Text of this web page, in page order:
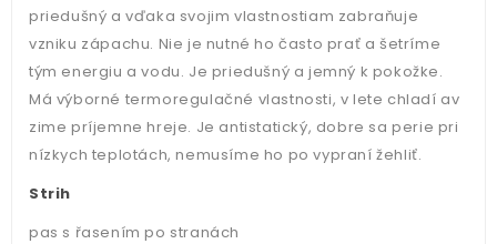
priedušný a vďaka svojim vlastnostiam zabraňuje
vzniku zápachu. Nie je nutné ho často prať a šetríme
tým energiu a vodu. Je priedušný a jemný k pokožke.
Má výborné termoregulačné vlastnosti, v lete chladí av
zime príjemne hreje. Je antistatický, dobre sa perie pri
nízkych teplotách, nemusíme ho po vypraní žehliť.
Strih
pas s řasením po stranách